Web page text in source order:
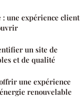
une expérience client
un site de
et de qualité
une expérience
renouvelable